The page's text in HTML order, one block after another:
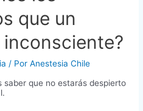
que un
/ PorAnestesia Chile
saber que no estarás despierto